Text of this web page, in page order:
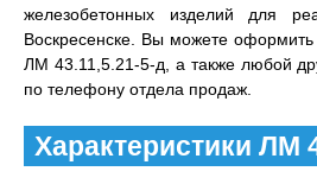
железобетонных изделий для
Воскресенске. Вы можете оформить
ЛМ 43.11,5.21-5-д, а также любой
по телефону отдела продаж.
Характеристики ЛМ